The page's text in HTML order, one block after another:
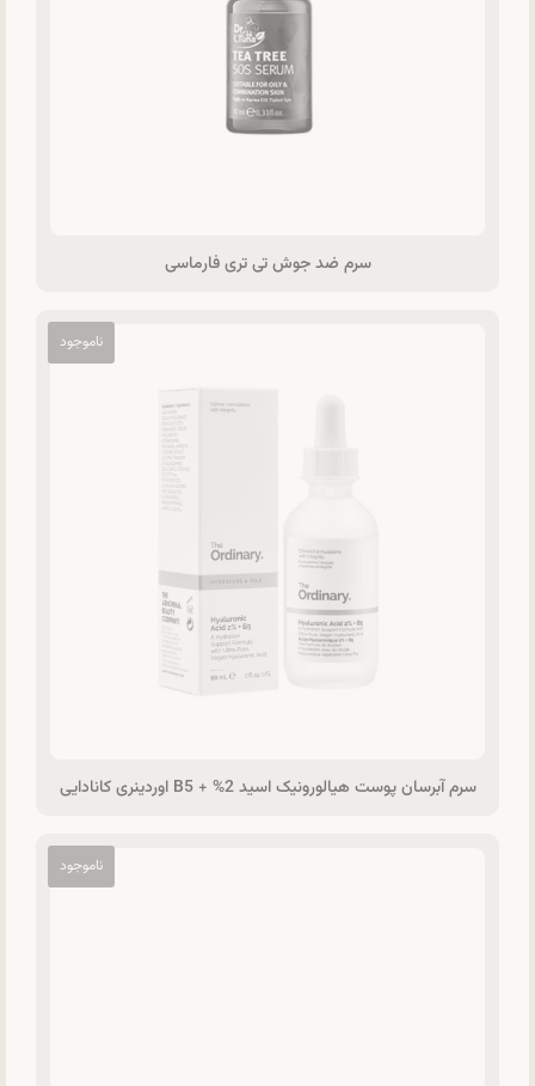
سرم ضد جوش تی تری فارماسی
سرم آبرسان پوست هیالورونیک اسید 2% + B5 اوردینری کانادایی